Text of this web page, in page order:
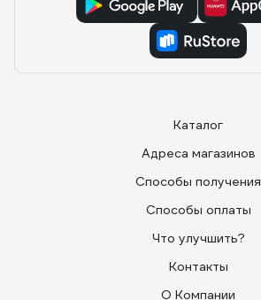
Каталог
Адреса магазинов
Способы получения
Способы оплаты
Что улучшить?
Контакты
О Компании